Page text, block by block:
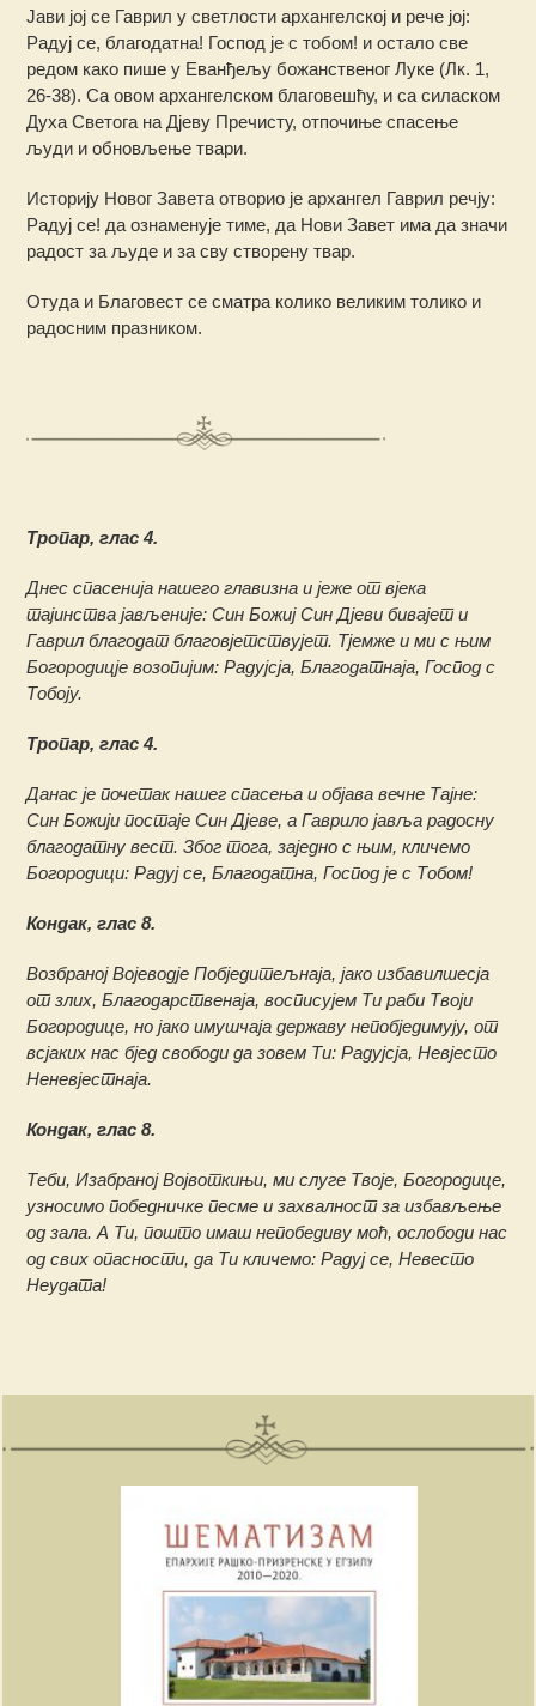
Јави јој се Гаврил у светлости архангелској и рече јој:
Радуј се, благодатна! Господ је с тобом! и остало све
редом како пише у Еванђељу божанственог Луке (Лк. 1,
26-38). Са овом архангелском благовешћу, и са силаском
Духа Светога на Дјеву Пречисту, отпочиње спасење
људи и обновљење твари.
Историју Новог Завета отворио је архангел Гаврил речју:
Радуј се! да ознаменује тиме, да Нови Завет има да значи
радост за људе и за сву створену твар.
Отуда и Благовест се сматра колико великим толико и
радосним празником.
Tропар, глас 4.
Днес спасенија нашего главизна и јеже от вјека
тајинства јављеније: Син Божиј Син Дјеви бивајет и
Гаврил благодат благовјетствујет. Тјемже и ми с њим
Богородицје возопијим: Радујсја, Благодатнаја, Господ с
Тобоју.
Тропар, глас 4.
Данас је почетак нашег спасења и објава вечне Тајне:
Син Божији постаје Син Дјеве, а Гаврило јавља радосну
благодатну вест. Због тога, заједно с њим, кличемо
Богородици: Радуј се, Благодатна, Господ је с Тобом!
Кондак, глас 8.
Возбраној Војеводје Побједитељнаја, јако избавилшесја
от злих, Благодарственаја, восписујем Ти раби Твоји
Богородице, но јако имушчаја державу непобједимују, от
всјаких нас бјед свободи да зовем Ти: Радујсја, Невјесто
Неневјестнаја.
Кондак, глас 8.
Теби, Изабраној Војвоткињи, ми слуге Твоје, Богородице,
узносимо победничке песме и захвалност за избављење
од зала. А Ти, пошто имаш непобедиву моћ, ослободи нас
од свих опасности, да Ти кличемо: Радуј се, Невесто
Неудата!